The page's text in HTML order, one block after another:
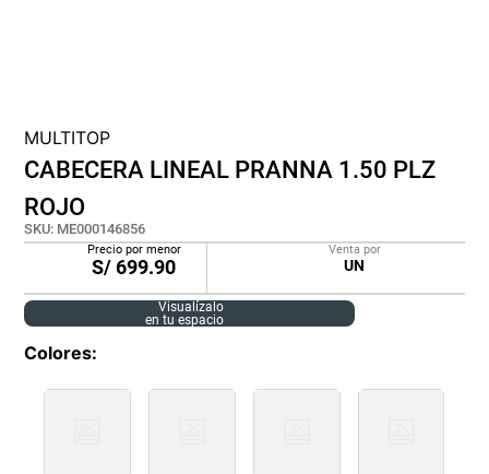
MULTITOP
CABECERA LINEAL PRANNA 1.50 PLZ
ROJO
SKU: ME000146856
Precio por menor
S/699.90
Venta por
UN
Visualízalo
en tu espacio
Colores